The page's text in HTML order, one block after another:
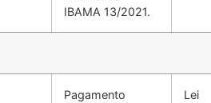
IBAMA 13/2021.
Pagamento
Lei